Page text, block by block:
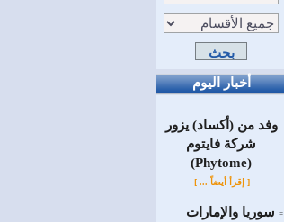
أخبار اليوم
وفد من (أكساد) يزور
شركة فايتوم
(Phytome)
[ إقرأ أيضاً ... ]
= سوريا والإمارات